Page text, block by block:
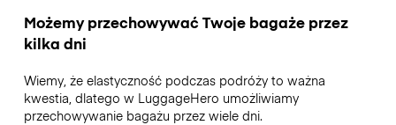
Możemy przechowywać Twoje bagaże przez
kilka dni
Wiemy, że elastyczność podczas podróży to ważna
kwestia, dlatego w LuggageHero umożliwiamy
przechowywanie bagażu przez wiele dni.